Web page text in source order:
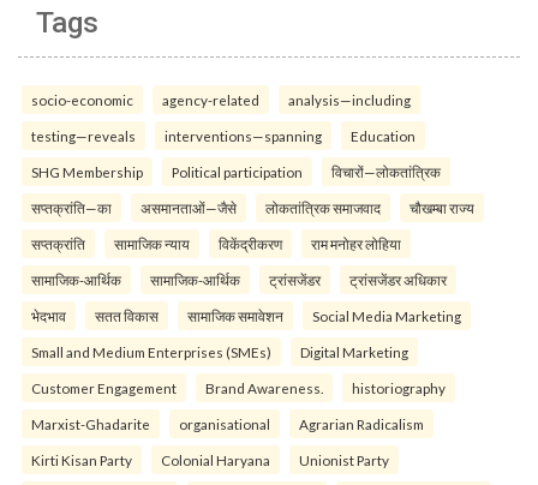
Tags
socio-economic agency-related analysis—including
testing—reveals interventions—spanning Education
SHG Membership Political participation विचारों—लोकतांत्रिक
सप्तक्रांति—का असमानताओं—जैसे लोकतांत्रिक समाजवाद चौखम्बा राज्य
सप्तक्रांति सामाजिक न्याय विकेंद्रीकरण राम मनोहर लोहिया
सामाजिक-आर्थिक सामाजिक-आर्थिक ट्रांसजेंडर ट्रांसजेंडर अधिकार
भेदभाव सतत विकास सामाजिक समावेशन Social Media Marketing
Small and Medium Enterprises (SMEs) Digital Marketing
Customer Engagement Brand Awareness. historiography
Marxist-Ghadarite organisational Agrarian Radicalism
Kirti Kisan Party Colonial Haryana Unionist Party